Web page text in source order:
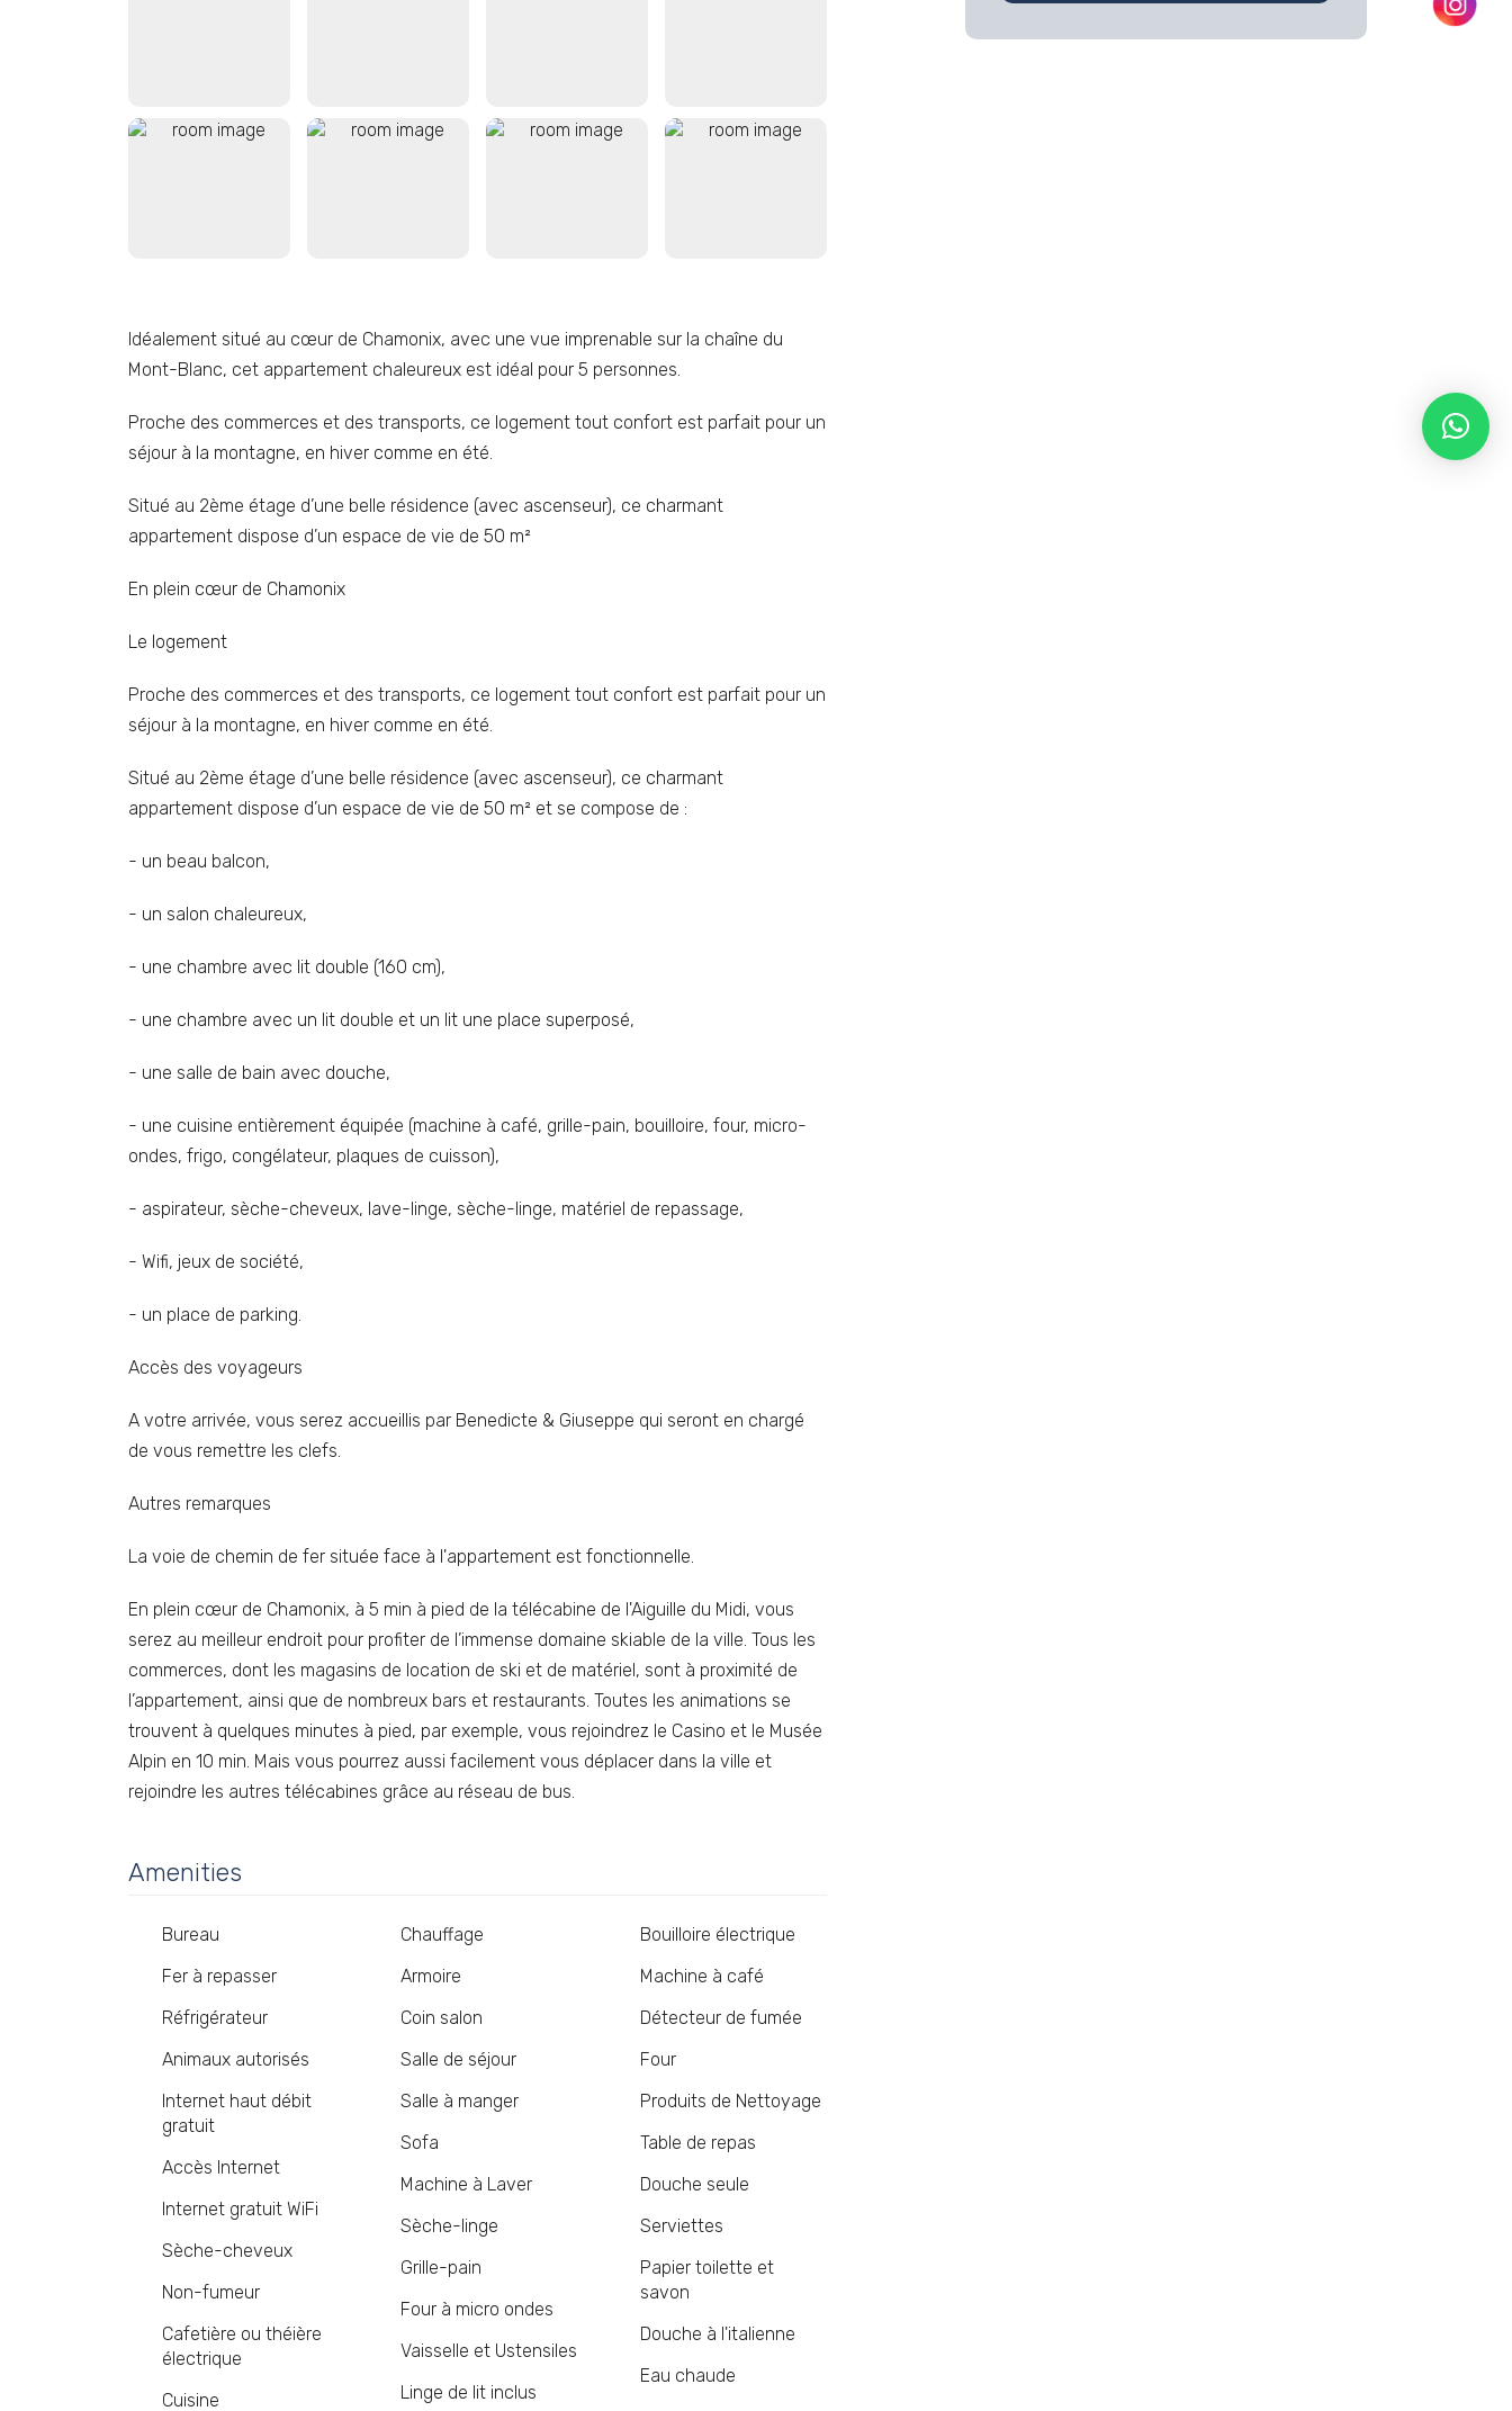
Idéalement situé au cœur de Chamonix, avec une vue imprenable sur la chaîne du
Mont-Blanc, cet appartement chaleureux est idéal pour 5 personnes.
Proche des commerces et des transports, ce logement tout confort est parfait pour un
séjour à la montagne, en hiver comme en été.
Situé au 2ème étage d’une belle résidence (avec ascenseur), ce charmant
appartement dispose d’un espace de vie de 50 m²
En plein cœur de Chamonix
Le logement
Proche des commerces et des transports, ce logement tout confort est parfait pour un
séjour à la montagne, en hiver comme en été.
Situé au 2ème étage d’une belle résidence (avec ascenseur), ce charmant
appartement dispose d’un espace de vie de 50 m² et se compose de :
- un beau balcon,
- un salon chaleureux,
- une chambre avec lit double (160 cm),
- une chambre avec un lit double et un lit une place superposé,
- une salle de bain avec douche,
- une cuisine entièrement équipée (machine à café, grille-pain, bouilloire, four, micro-
ondes, frigo, congélateur, plaques de cuisson),
- aspirateur, sèche-cheveux, lave-linge, sèche-linge, matériel de repassage,
- Wifi, jeux de société,
- un place de parking.
Accès des voyageurs
A votre arrivée, vous serez accueillis par Benedicte & Giuseppe qui seront en chargé
de vous remettre les clefs.
Autres remarques
La voie de chemin de fer située face à l'appartement est fonctionnelle.
En plein cœur de Chamonix, à 5 min à pied de la télécabine de l'Aiguille du Midi, vous
serez au meilleur endroit pour profiter de l’immense domaine skiable de la ville. Tous les
commerces, dont les magasins de location de ski et de matériel, sont à proximité de
l’appartement, ainsi que de nombreux bars et restaurants. Toutes les animations se
trouvent à quelques minutes à pied, par exemple, vous rejoindrez le Casino et le Musée
Alpin en 10 min. Mais vous pourrez aussi facilement vous déplacer dans la ville et
rejoindre les autres télécabines grâce au réseau de bus.
Amenities
Bureau
Fer à repasser
Réfrigérateur
Animaux autorisés
Internet haut débit
gratuit
Accès Internet
Internet gratuit WiFi
Sèche-cheveux
Non-fumeur
Cafetière ou théière
électrique
Cuisine
Chauffage
Armoire
Coin salon
Salle de séjour
Salle à manger
Sofa
Machine à Laver
Sèche-linge
Grille-pain
Four à micro ondes
Vaisselle et Ustensiles
Linge de lit inclus
Bouilloire électrique
Machine à café
Détecteur de fumée
Four
Produits de Nettoyage
Table de repas
Douche seule
Serviettes
Papier toilette et
savon
Douche à l'italienne
Eau chaude